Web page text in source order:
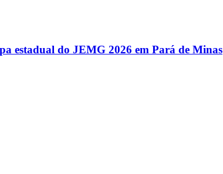
estadual do JEMG 2026 em Pará de Minas